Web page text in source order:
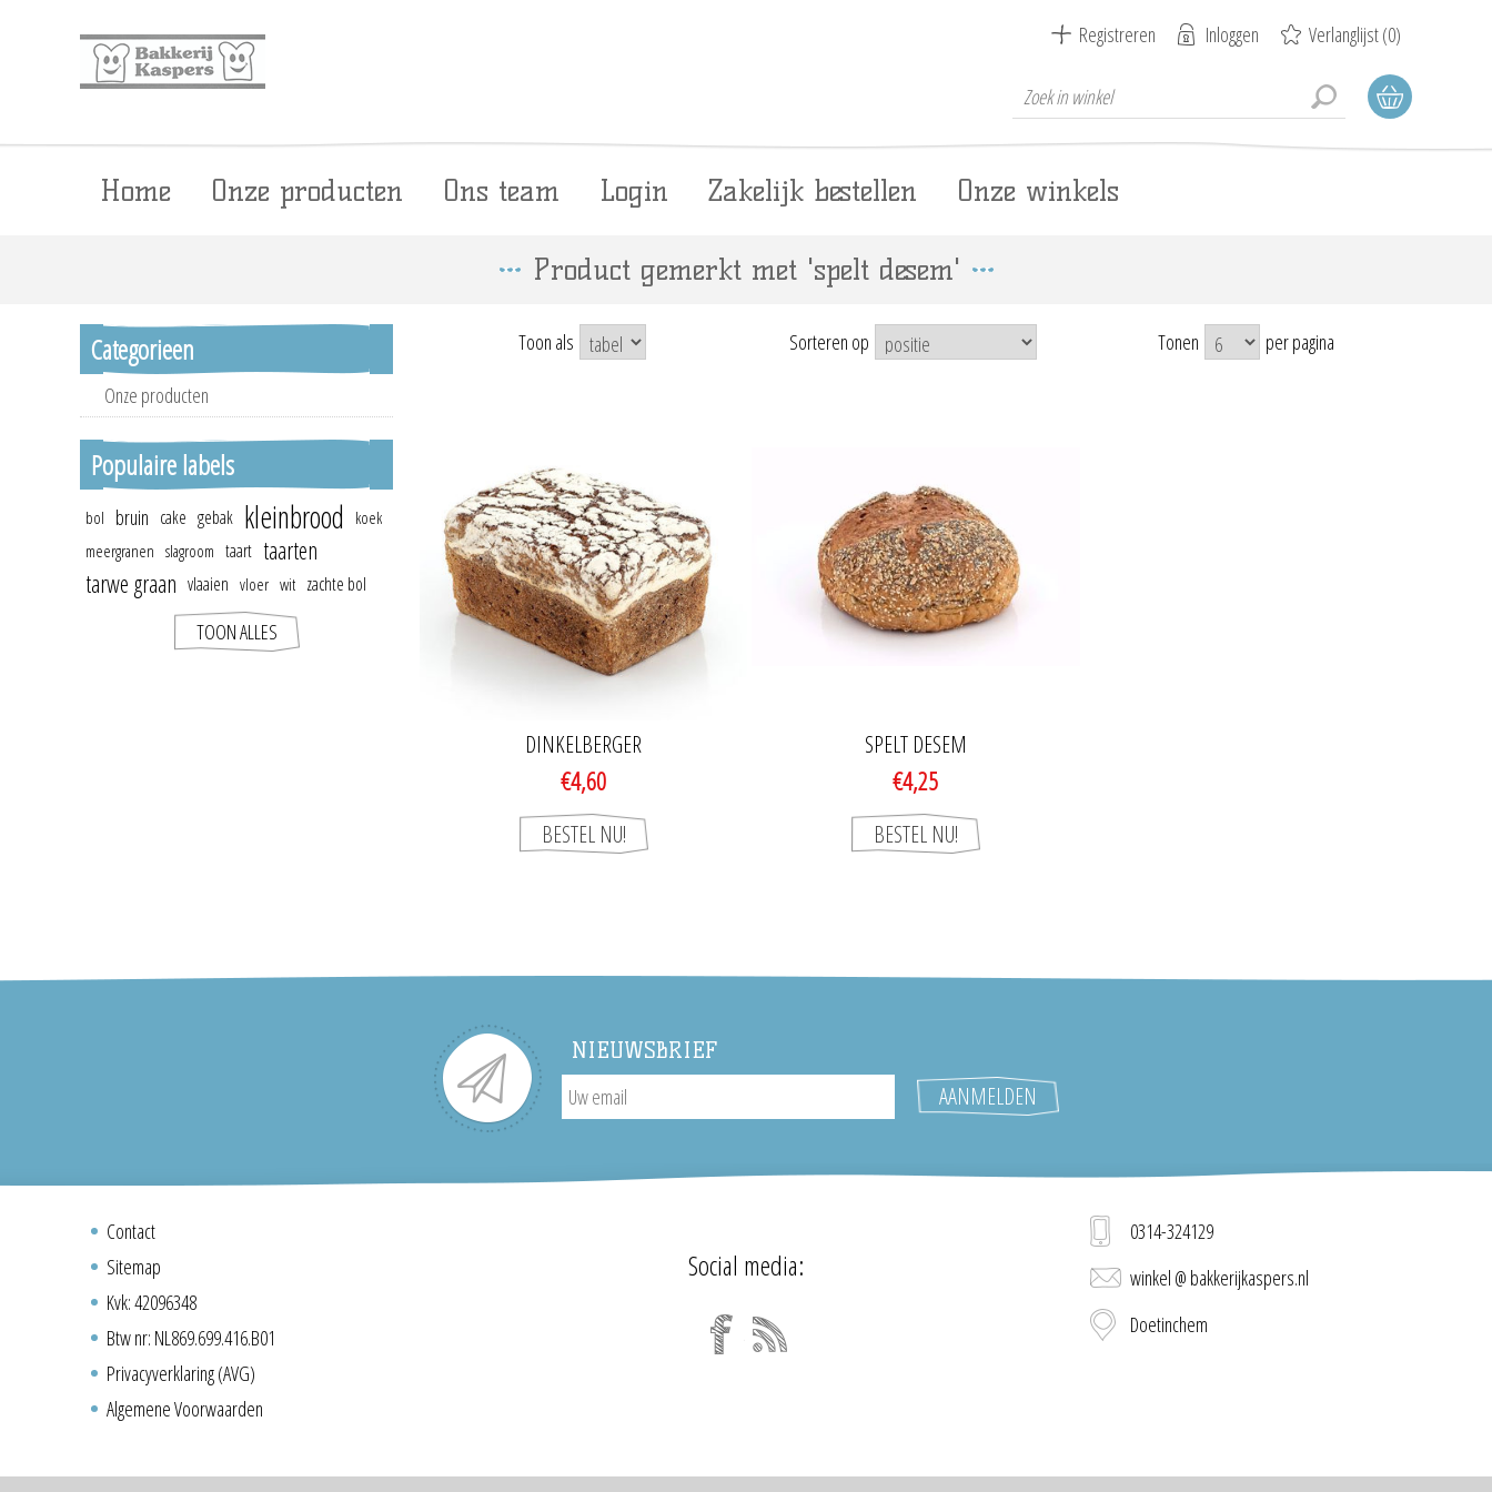
Registreren Inloggen Verlanglijst(0)
Home Onze producten Ons team Login Zakelijk bestellen Onze winkels
Product gemerkt met 'spelt desem'
Toon als Sorteren op Tonen per pagina
DINKELBERGER
€4,60
SPELT DESEM
€4,25
Categorieen
Onze producten
Populaire labels
bol bruin cake gebak kleinbrood
koek
meergranen slagroom taart taarten
tarwe graan vlaaien vloer wit zachte bol
TOON ALLES
NIEUWSBRIEF
Contact
Sitemap
Kvk: 42096348
Btw nr: NL869.699.416.B01
Privacyverklaring (AVG)
Algemene Voorwaarden
Social media:
0314-324129
winkel @ bakkerijkaspers.nl
Doetinchem